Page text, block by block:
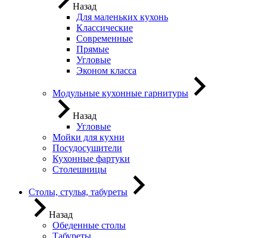
Назад
Для маленьких кухонь
Классические
Современные
Прямые
Угловые
Эконом класса
Модульные кухонные гарнитуры
Назад
Угловые
Мойки для кухни
Посудосушители
Кухонные фартуки
Столешницы
Столы, стулья, табуреты
Назад
Обеденные столы
Табуреты